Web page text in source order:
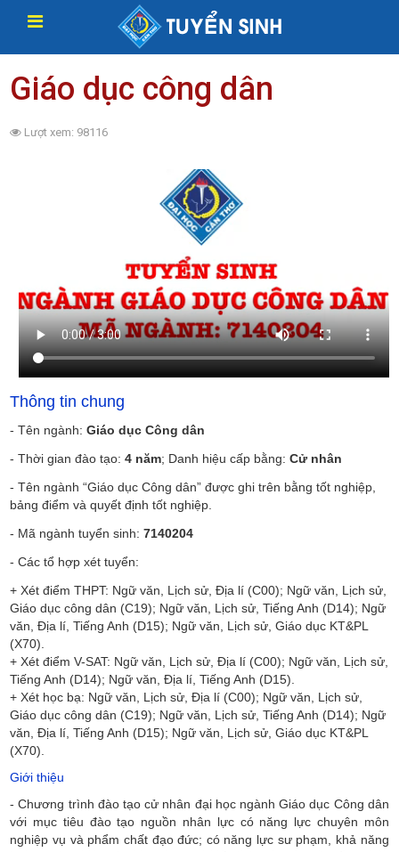
Giáo dục công dân
Lượt xem: 98116
Thông tin chung
- Tên ngành:Giáo dục Công dân
- Thời gian đào tạo:4 năm; Danh hiệu cấp bằng:Cử nhân
- Tên ngành “Giáo dục Công dân” được ghi trên bằng tốt nghiệp,
bảng điểm và quyết định tốt nghiệp.
- Mã ngành tuyển sinh:7140204
- Các tổ hợp xét tuyển:
+ Xét điểm THPT: Ngữ văn, Lịch sử, Địa lí (C00); Ngữ văn, Lịch sử,
Giáo dục công dân (C19); Ngữ văn, Lịch sử, Tiếng Anh (D14); Ngữ
văn, Địa lí, Tiếng Anh (D15); Ngữ văn, Lịch sử, Giáo dục KT&PL
(X70).
+ Xét điểm V-SAT: Ngữ văn, Lịch sử, Địa lí (C00); Ngữ văn, Lịch sử,
Tiếng Anh (D14); Ngữ văn, Địa lí, Tiếng Anh (D15).
+ Xét học bạ: Ngữ văn, Lịch sử, Địa lí (C00); Ngữ văn, Lịch sử,
Giáo dục công dân (C19); Ngữ văn, Lịch sử, Tiếng Anh (D14); Ngữ
văn, Địa lí, Tiếng Anh (D15); Ngữ văn, Lịch sử, Giáo dục KT&PL
(X70).
Giới thiệu
- Chương trình đào tạo cử nhân đại học ngành Giáo dục Công dân
với mục tiêu đào tạo nguồn nhân lực có năng lực chuyên môn
nghiệp vụ và phẩm chất đạo đức; có năng lực sư phạm, khả năng